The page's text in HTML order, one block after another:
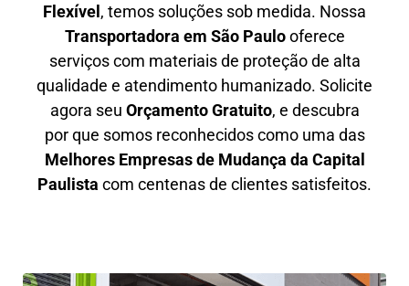
Flexível , temos soluções sob medida. Nossa
Transportadora em São Paulooferece
serviços com materiais de proteção de alta
qualidade e atendimento humanizado. Solicite
agora seu Orçamento Gratuito, e descubra
por que somos reconhecidos como uma das
Melhores Empresas de Mudança da Capital
Paulista com centenas de clientes satisfeitos.